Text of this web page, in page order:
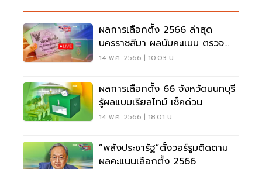
ผลการเลือกตั้ง 2566 ล่าสุด
นครราชสีมา ผลนับคะแนน ตรวจ
สอบด่วน
14 พ.ค. 2566 | 10:03 น.
ผลการเลือกตั้ง 66 จังหวัดนนทบุรี
รู้ผลแบบเรียลไทม์ เช็คด่วน
14 พ.ค. 2566 | 18:01 น.
“พลังประชารัฐ”ตั้งวอร์รูมติดตาม
ผลคะแนนเลือกตั้ง 2566